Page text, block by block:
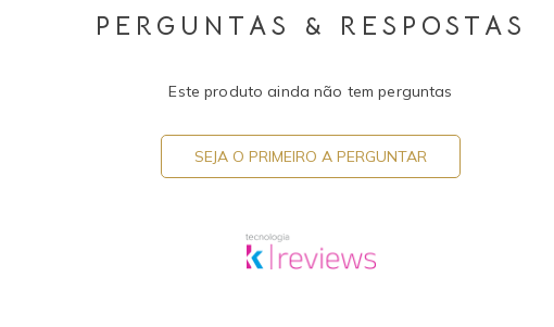
PERGUNTAS & RESPOSTAS
Este produto ainda não tem perguntas
SEJA O PRIMEIRO A PERGUNTAR